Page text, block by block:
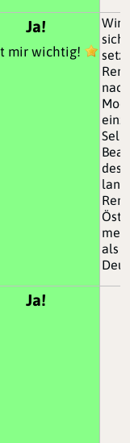
Ja!
mir wichtig!
Wir
des
als
Ja!